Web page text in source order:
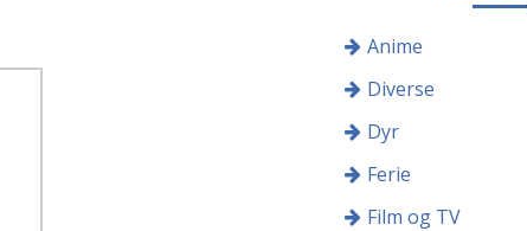
Anime
Diverse
Dyr
Ferie
Film og TV